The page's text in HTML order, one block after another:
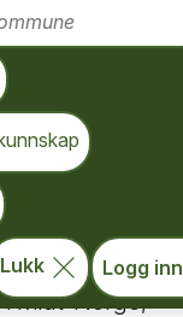
Lukk Logg inn
på alle
i Midt-Norge,